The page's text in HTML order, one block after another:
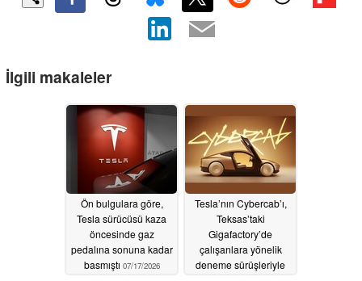
İlgili makaleler
Ön bulgulara göre,
Tesla sürücüsü kaza
öncesinde gaz
pedalına sonuna kadar
basmıştı 07/17/2026
Tesla’nın Cybercab’ı,
Teksas’taki
Gigafactory’de
çalışanlara yönelik
deneme sürüşleriyle